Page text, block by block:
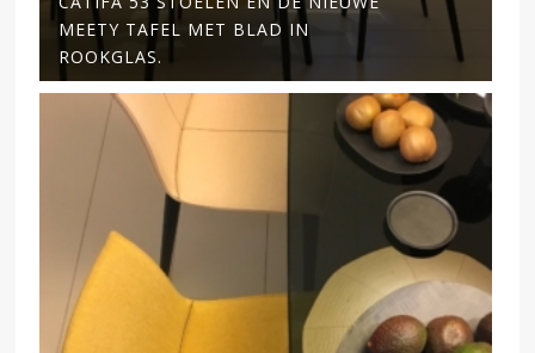
MEETY TAFEL MET BLAD IN
ROOKGLAS.